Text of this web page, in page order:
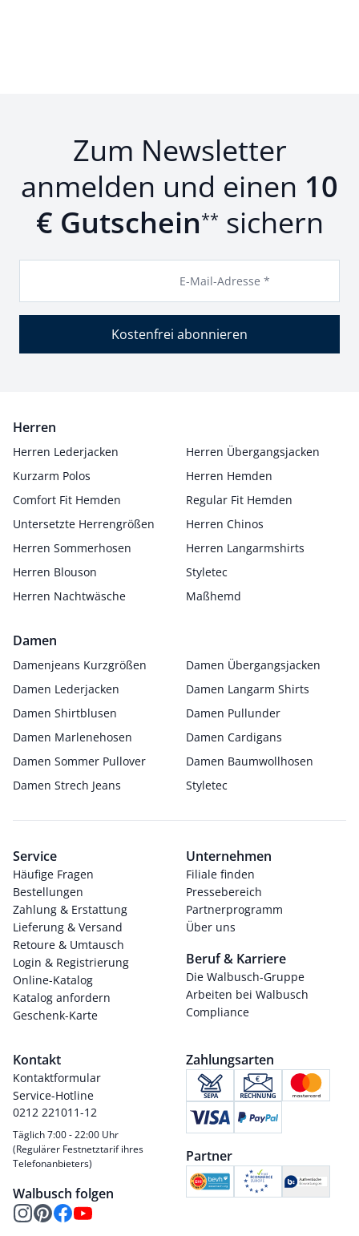
Zum Newsletter
anmelden und einen 10
€ Gutschein** sichern
E-Mail-Adresse *
Kostenfrei abonnieren
Herren
Herren Lederjacken
Herren Übergangsjacken
Kurzarm Polos
Herren Hemden
Comfort Fit Hemden
Regular Fit Hemden
Untersetzte Herrengrößen
Herren Chinos
Herren Sommerhosen
Herren Langarmshirts
Herren Blouson
Styletec
Herren Nachtwäsche
Maßhemd
Damen
Damenjeans Kurzgrößen
Damen Übergangsjacken
Damen Lederjacken
Damen Langarm Shirts
Damen Shirtblusen
Damen Pullunder
Damen Marlenehosen
Damen Cardigans
Damen Sommer Pullover
Damen Baumwollhosen
Damen Strech Jeans
Styletec
Service
Häufige Fragen
Bestellungen
Zahlung & Erstattung
Lieferung & Versand
Retoure & Umtausch
Login & Registrierung
Online-Katalog
Katalog anfordern
Geschenk-Karte
Unternehmen
Filiale finden
Pressebereich
Partnerprogramm
Über uns
Beruf & Karriere
Die Walbusch-Gruppe
Arbeiten bei Walbusch
Compliance
Kontakt
Kontaktformular
Service-Hotline
0212 221011-12
Täglich 7:00 - 22:00 Uhr
(Regulärer Festnetztarif ihres
Telefonanbieters)
Walbusch folgen
Zahlungsarten
Partner